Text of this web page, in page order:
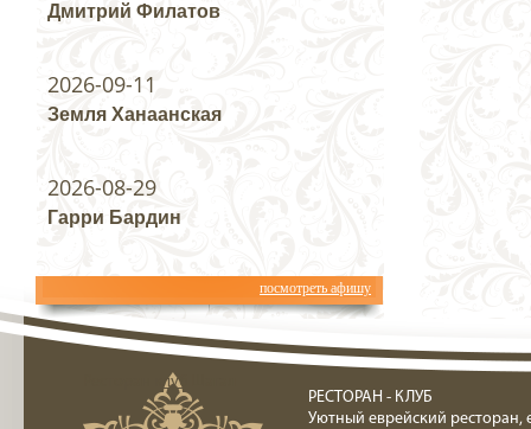
Дмитрий Филатов
2026-09-11
Земля Ханаанская
2026-08-29
Гарри Бардин
посмотреть афишу
Ресторан клуб Шагал
РЕСТОРАН - КЛУБ
Уютный еврейский ресторан,